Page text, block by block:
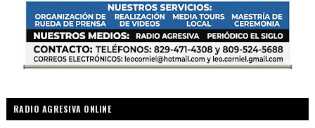
RADIO AGRESIVA ONLINE